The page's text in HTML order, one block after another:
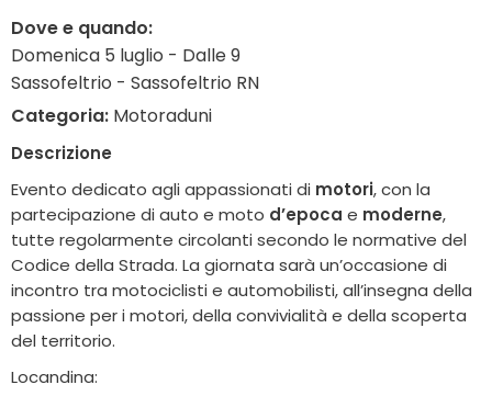
Dove e quando:
Domenica 5 luglio - Dalle 9
Sassofeltrio - Sassofeltrio RN
Categoria: Motoraduni
Descrizione
Evento dedicato agli appassionati di motori, con la
partecipazione di auto e moto d’epoca e moderne,
tutte regolarmente circolanti secondo le normative del
Codice della Strada. La giornata sarà un’occasione di
incontro tra motociclisti e automobilisti, all’insegna della
passione per i motori, della convivialità e della scoperta
del territorio.
Locandina: